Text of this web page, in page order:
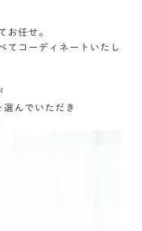
お任せ。
てコーディネートいたし
選んでいただき